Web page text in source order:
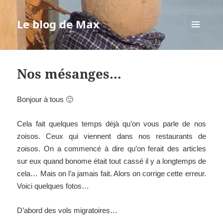
Le blog de Max
Nos mésanges…
Bonjour à tous 🙂
Cela fait quelques temps déjà qu’on vous parle de nos
zoisos. Ceux qui viennent dans nos restaurants de
zoisos. On a commencé à dire qu’on ferait des articles
sur eux quand bonome était tout cassé il y a longtemps de
cela… Mais on l’a jamais fait. Alors on corrige cette erreur.
Voici quelques fotos…
D’abord des vols migratoires…